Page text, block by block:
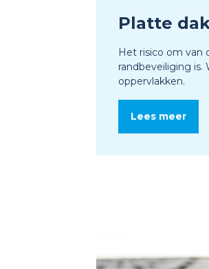
Platte
Het risico om van
randbeveiliging
oppervlakken.
Lees meer